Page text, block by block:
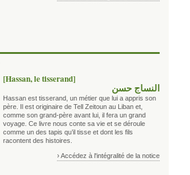
[Hassan, le tisserand]
النساج حسن
Hassan est tisserand, un métier que lui a appris son
père. Il est originaire de Tell Zeitoun au Liban et,
comme son grand-père avant lui, il fera un grand
voyage. Ce livre nous conte sa vie et se déroule
comme un des tapis qu’il tisse et dont les fils
racontent des histoires.
› Accédez à l'intégralité de la notice